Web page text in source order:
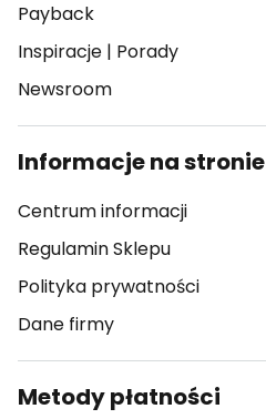
Payback
Inspiracje | Porady
Newsroom
Informacje na stronie
Centrum informacji
Regulamin Sklepu
Polityka prywatności
Dane firmy
Metody płatności